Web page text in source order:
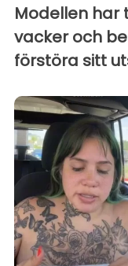
Modellen
vacker och
förstöra sitt